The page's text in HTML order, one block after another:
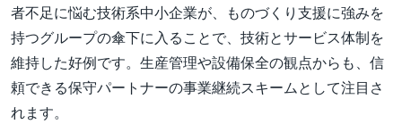
者不足に悩む技術系中小企業が、ものづくり支援に強みを
持つグループの傘下に入ることで、技術とサービス体制を
維持した好例です。生産管理や設備保全の観点からも、信
頼できる保守パートナーの事業継続スキームとして注目さ
れます。